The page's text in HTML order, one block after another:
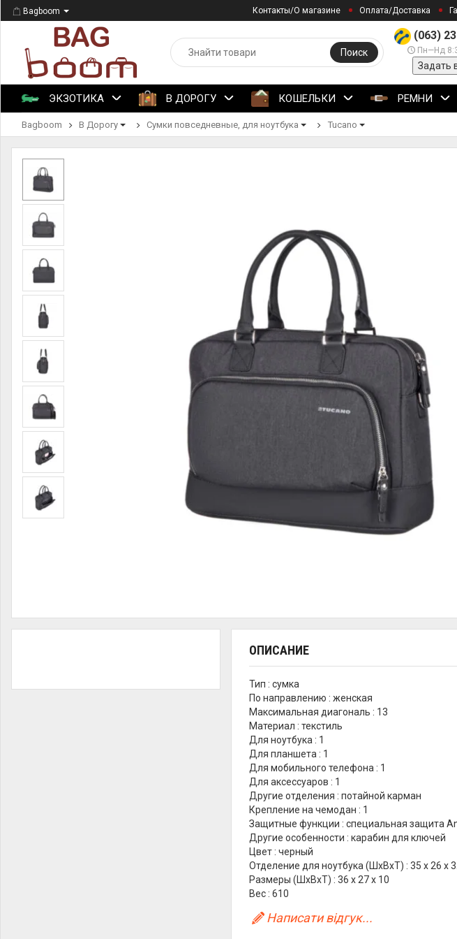
Bagboom Контакты/О магазине Оплата/Доставка
(063)
Пн—Нд
Задать
Поиск
ЭКЗОТИКА В ДОРОГУ КОШЕЛЬКИ РЕМНИ
Bagboom В Дорогу Сумки повседневные, для ноутбука Tucano
ОПИСАНИЕ
Тип : сумка
По направлению : женская
Максимальная диагональ : 13
Материал : текстиль
Для ноутбука : 1
Для планшета : 1
Для мобильного телефона : 1
Для аксессуаров : 1
Другие отделения : потайной карман
Крепление на чемодан : 1
Защитные функции : специальная защита
Другие особенности : карабин для ключей
Цвет : черный
Отделение для ноутбука (ШхВхТ) : 35 х 26 х
Размеры (ШхВхТ) : 36 x 27 x 10
Вес : 610
Написати відгук...